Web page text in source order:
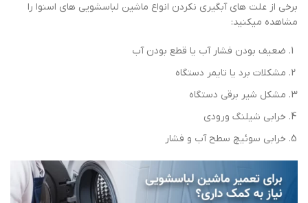
برخی از علت های آبگیری نکردن انواع ماشین لباسشویی های اسنوا را
مشاهده میکنید:
ضعیف بودن فشار آب یا قطع بودن آب
مشکلات برد یا تایمر دستگاه
مشکل شیر برقی دستگاه
خرابی شیلنگ ورودی
خرابی سوئیچ سطح آب و فشار